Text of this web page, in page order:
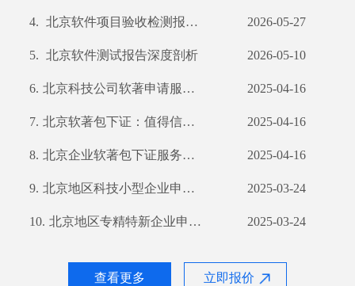
查看更多 立即报价
4. 北京软件项目验收检测报告及公司优势分析 2026-05-27
5. 北京软件测试报告深度剖析 2026-05-10
6. 北京科技公司软著申请服务保障：包下证，不过退款 2025-04-16
7. 北京软著包下证：值得信赖的专业服务及退款保障解析 2025-04-16
8. 北京企业软著包下证服务领航者——优质高效退款无忧 2025-04-16
9. 北京地区科技小型企业申请软件著作权要点及流程解析 2025-03-24
10. 北京地区专精特新企业申请软件著作权指南及所需数量解析 2025-03-24